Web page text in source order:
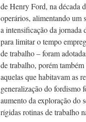
de Henry Ford, na década
operários, alimentando um
a intensificação da jornada
para limitar o tempo
de trabalho – foram
de trabalho, porém
aquelas que habitavam as
generalização do fordismo
aumento da exploração do
rígidas rotinas de trabalho